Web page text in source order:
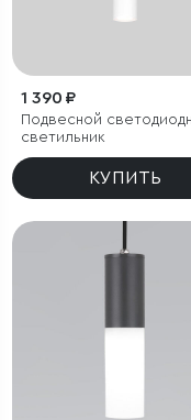
1 390 ₽
Подвесной
светильник
КУПИТЬ